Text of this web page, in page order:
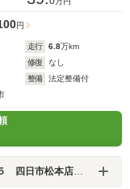
円
走行 6.8万km
修復
なし
整備
法定整備付
ーズ三重北 四日市松本店